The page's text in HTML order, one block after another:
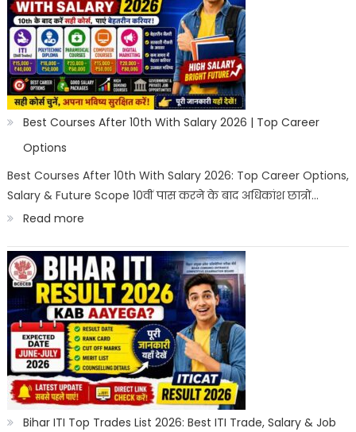
After
10th
in
India
2026
Best
Career
Best Courses After 10th With Salary 2026 | Top Career
Options
Best Courses After 10th With Salary 2026: Top Career Options,
Salary & Future Scope 10वीं पास करने के बाद अधिकांश छात्रों…
Read more:
Best
Courses
After
10th
With
Salary
2026
|
Bihar ITI Top Trades List 2026: Best ITI Trade, Salary & Job